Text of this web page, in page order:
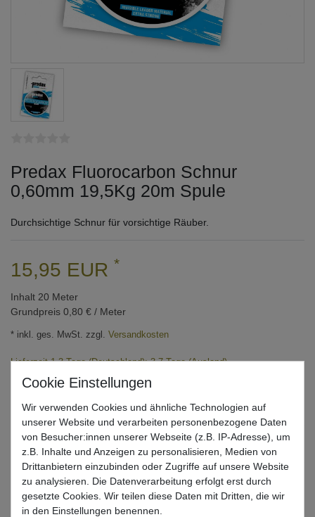
Predax Fluorocarbon Schnur
0,60mm 19,5Kg 20m Spule
Durchsichtige Schnur für vorsichtige Räuber.
15,95 EUR *
Inhalt 20 Meter
Grundpreis 0,80 € / Meter
* inkl. ges. MwSt. zzgl. Versandkosten
Lieferzeit 1-3 Tage (Deutschland); 3-7 Tage (Ausland)
Mehr als 5 Stück verfügbar
In den Warenkorb
Wunschliste
Wir verwenden Cookies und ähnliche Technologien auf
unserer Website und verarbeiten personenbezogene Daten
von Besucher:innen unserer Webseite (z.B. IP-Adresse), um
z.B. Inhalte und Anzeigen zu personalisieren, Medien von
Drittanbietern einzubinden oder Zugriffe auf unsere Website
zu analysieren. Die Datenverarbeitung erfolgt erst durch
gesetzte Cookies. Wir teilen diese Daten mit Dritten, die wir
in den Einstellungen benennen.